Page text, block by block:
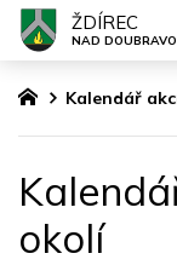
Kalendář
okolí
ŽDÍREC
NAD